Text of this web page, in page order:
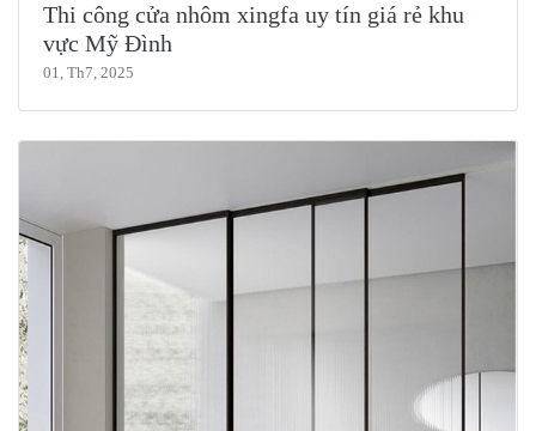
Thi công cửa nhôm xingfa uy tín giá rẻ khu
vực Mỹ Đình
01, Th7, 2025